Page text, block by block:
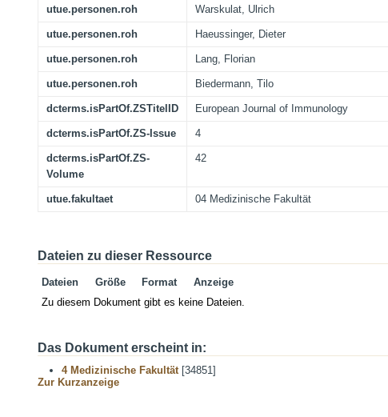
utue.personen.roh Warskulat, Ulrich
utue.personen.roh Haeussinger, Dieter
utue.personen.roh Lang, Florian
utue.personen.roh Biedermann, Tilo
dcterms.isPartOf.ZSTitelID European Journal of Immunology
dcterms.isPartOf.ZS-Issue 4
dcterms.isPartOf.ZS-
Volume
42
utue.fakultaet 04 Medizinische Fakultät
Dateien zu dieser Ressource
Dateien Größe Format
Anzeige
Zu diesem Dokument gibt es keine Dateien.
Das Dokument erscheint in:
4 Medizinische Fakultät[34851]
Zur Kurzanzeige